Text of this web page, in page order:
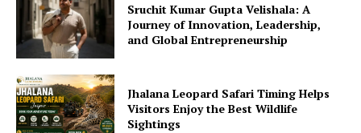
Sruchit Kumar Gupta Velishala: A
Journey of Innovation, Leadership,
and Global Entrepreneurship
Jhalana Leopard Safari Timing Helps
Visitors Enjoy the Best Wildlife
Sightings